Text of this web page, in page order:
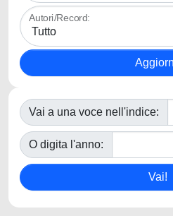
Autori/Record:
Vai a una voce nell'indice:
O digita l'anno: